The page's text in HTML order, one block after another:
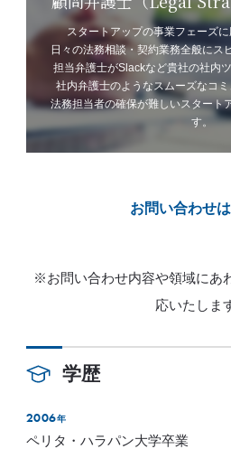
スタートアップの事業フェーズ
日々の法務相談・契約業務全般にス
担当弁護士がSlackなど貴社の社内
社内弁護士のようなスムーズなコミ
法務担当者の確保が難しいスタート
す。
お問い合わせ
※お問い合わせ内容や領域にあ
応いたしま
学歴
2006年
ペリタ・ハラパン大学卒業